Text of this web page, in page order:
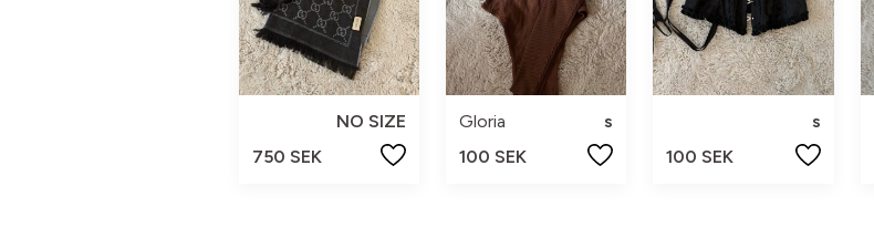
NO SIZE
750 SEK
Gloria
s
100 SEK
s
100 SEK